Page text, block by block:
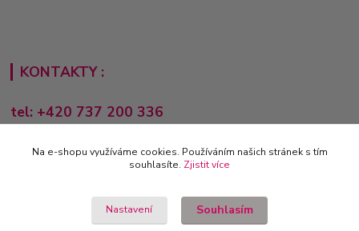
KONTAKTY :
tel: +420 737 200 336
Pondělí-Pátek: 8 - 17 hodin
obchod@e-sporting.cz
Na e-shopu využíváme cookies. Používáním našich stránek s tím
souhlasíte. Zjistit více
Nastavení Souhlasím